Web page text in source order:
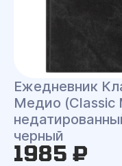
Ежедневник
Медио (Classic
черный
1985 ₽